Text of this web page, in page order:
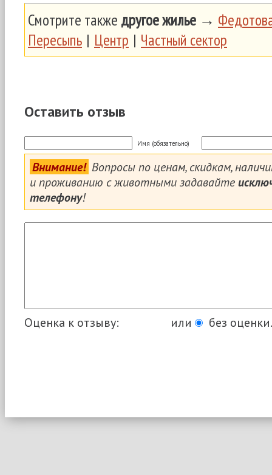
Смотрите также другое жилье →
Пересыпь | Центр | Частный сектор
Оставить отзыв
Имя (обязательно)
Внимание! Вопросы по ценам, скидкам,
и проживанию с животными задавайте
телефону!
Оценка к отзыву: или без оценки.